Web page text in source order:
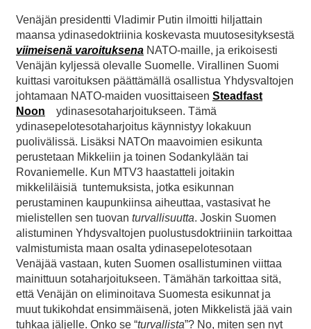
Venäjän presidentti Vladimir Putin ilmoitti hiljattain
maansa ydinasedoktriinia koskevasta muutosesityksestä
viimeisenä varoituksena NATO-maille, ja erikoisesti
Venäjän kyljessä olevalle Suomelle. Virallinen Suomi
kuittasi varoituksen päättämällä osallistua Yhdysvaltojen
johtamaan NATO-maiden vuosittaiseen Steadfast
Noon
ydinasesotaharjoitukseen. Tämä
ydinasepelotesotaharjoitus käynnistyy lokakuun
puolivälissä. Lisäksi NATOn maavoimien esikunta
perustetaan Mikkeliin ja toinen Sodankylään tai
Rovaniemelle. Kun MTV3 haastatteli joitakin
mikkeliläisiä tuntemuksista, jotka esikunnan
perustaminen kaupunkiinsa aiheuttaa, vastasivat he
mielistellen sen tuovan turvallisuutta. Joskin Suomen
alistuminen Yhdysvaltojen puolustusdoktriiniin tarkoittaa
valmistumista maan osalta ydinasepelotesotaan
Venäjää vastaan, kuten Suomen osallistuminen viittaa
mainittuun sotaharjoitukseen. Tämähän tarkoittaa sitä,
että Venäjän on eliminoitava Suomesta esikunnat ja
muut tukikohdat ensimmäisenä, joten Mikkelistä jää vain
tuhkaa jäljelle. Onko se “turvallista”? No, miten sen nyt